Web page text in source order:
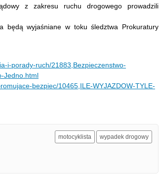
z zakresu ruchu drogowego prowadzili
będą wyjaśniane w toku śledztwa Prokuratury
i-porady-ruch/21883,Bezpieczenstwo-
Jedno.html
bezpiec/10465,ILE-WYJAZDOW-TYLE-
motocyklista wypadek drogowy